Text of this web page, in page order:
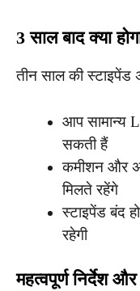
3 साल बाद क्या
तीन साल की स्टाइपेंड
आप सामान्य
सकती हैं
कमीशन और
मिलते रहेंगे
स्टाइपेंड बंद
रहेगी
महत्वपूर्ण निर्देश और